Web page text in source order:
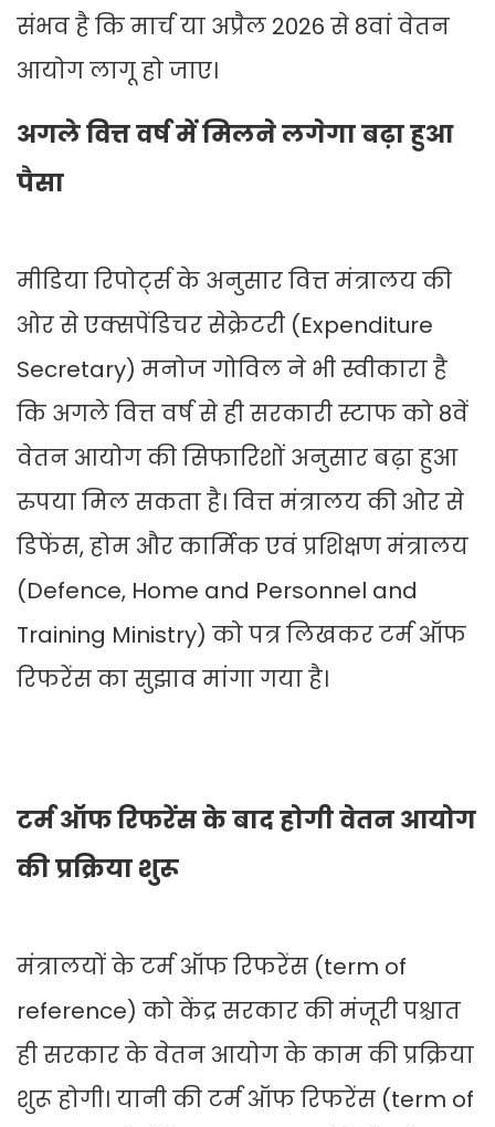
संभव है कि मार्च या अप्रैल 2026 से 8वां वेतन
आयोग लागू हो जाए।
अगले वित्त वर्ष में मिलने लगेगा बढ़ा हुआ
पैसा
मीडिया रिपोर्ट्स के अनुसार वित्त मंत्रालय की
ओर से एक्सपेंडिचर सेक्रेटरी (Expenditure
Secretary) मनोज गोविल ने भी स्वीकारा है
कि अगले वित्त वर्ष से ही सरकारी स्टाफ को 8वें
वेतन आयोग की सिफारिशों अनुसार बढ़ा हुआ
रुपया मिल सकता है। वित्त मंत्रालय की ओर से
डिफेंस, होम और कार्मिक एवं प्रशिक्षण मंत्रालय
(Defence, Home and Personnel and
Training Ministry) को पत्र लिखकर टर्म ऑफ
रिफरेंस का सुझाव मांगा गया है।
टर्म ऑफ रिफरेंस के बाद होगी वेतन आयोग
की प्रक्रिया शुरू
मंत्रालयों के टर्म ऑफ रिफरेंस (term of
reference) को केंद्र सरकार की मंजूरी पश्चात
ही सरकार के वेतन आयोग के काम की प्रक्रिया
शुरू होगी। यानी की टर्म ऑफ रिफरेंस (term of